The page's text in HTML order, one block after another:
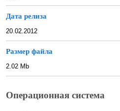
Дата релиза
20.02.2012
Размер файла
2.02 Mb
Операционная система